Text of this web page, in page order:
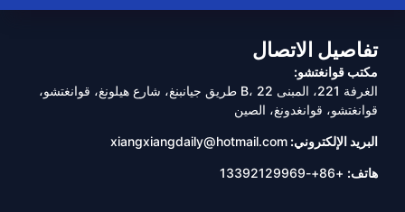
تفاصيل الاتصال
مكتب قوانغتشو:
الغرفة 221، المبنى B، 22 طريق جيانبنغ، شارع هيلونغ، قوانغتشو،
قوانغتشو، قوانغدونغ، الصين
البريد الإلكتروني: xiangxiangdaily@hotmail.com
هاتف: +86+-13392129969